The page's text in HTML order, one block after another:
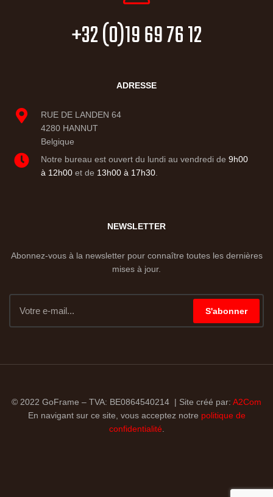
+32 (0)19 69 76 12
ADRESSE
RUE DE LANDEN 64
4280 HANNUT
Belgique
Notre bureau est ouvert du lundi au vendredi de 9h00
à 12h00et de 13h00 à 17h30.
NEWSLETTER
Abonnez-vous à la newsletter pour connaître toutes les dernières
mises à jour.
S'abonner
© 2022 GoFrame – TVA: BE0864540214 | Site créé par: A2Com
En navigant sur ce site, vous acceptez notre politique de
confidentialité.